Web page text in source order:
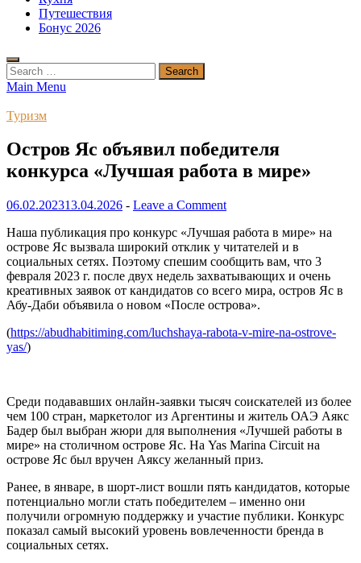
Путешествия
Бонус 2026
Search
for:
Main Menu
Туризм
Остров Яс объявил победителя
конкурса «Лучшая работа в мире»
06.02.202313.04.2026 - Leave a Comment
Наша публикация про конкурс «Лучшая работа в мире» на
острове Яс вызвала широкий отклик у читателей и в
социальных сетях. Поэтому спешим сообщить вам, что 3
февраля 2023 г. после двух недель захватывающих и очень
креативных заявок от кандидатов со всего мира, остров Яс в
Абу-Даби объявила о новом «После острова».
(https://abudhabitiming.com/luchshaya-rabota-v-mire-na-ostrove-
yas/)
Среди подававших онлайн-заявки тысяч соискателей из более
чем 100 стран, маркетолог из Аргентины и житель ОАЭ Аякс
Бадер был выбран жюри для выполнения «Лучшей работы в
мире» на столичном острове Яс. На Yas Marina Circuit на
острове Яс был вручен Аяксу желанный приз.
Ранее, в январе, в шорт-лист вошли пять кандидатов, которые
потенциально могли стать победителем – именно они
получили огромную поддержку и участие публики. Конкурс
показал самый высокий уровень вовлеченности бренда в
социальных сетях.